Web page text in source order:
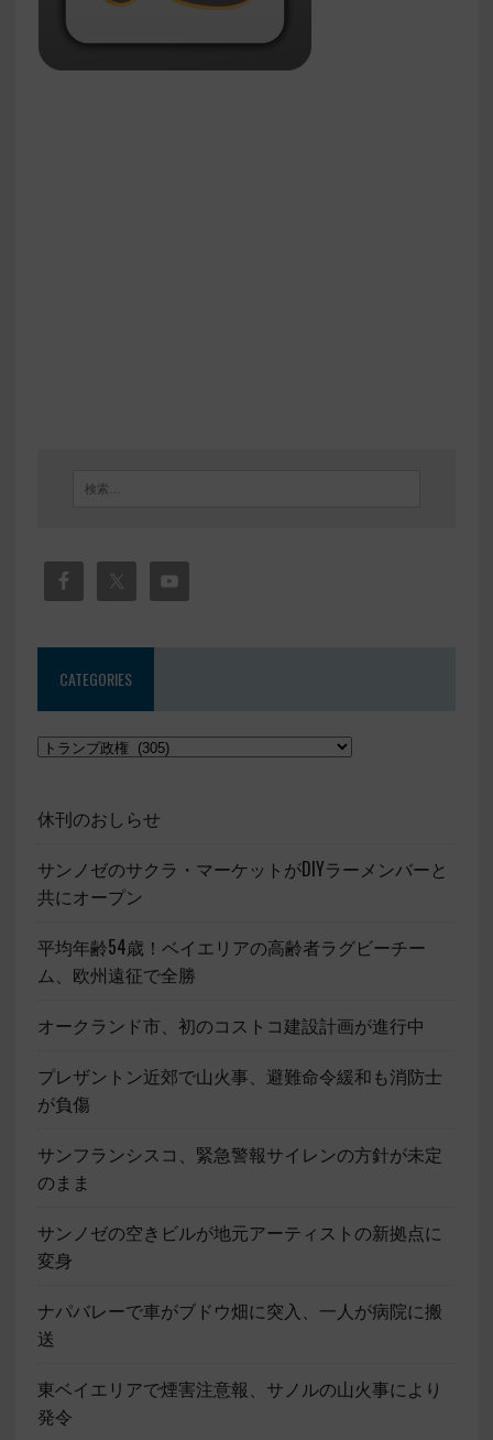
CATEGORIES
休刊のおしらせ
サンノゼのサクラ・マーケットがDIYラーメンバーと
共にオープン
平均年齢54歳！ベイエリアの高齢者ラグビーチー
ム、欧州遠征で全勝
オークランド市、初のコストコ建設計画が進行中
プレザントン近郊で山火事、避難命令緩和も消防士
が負傷
サンフランシスコ、緊急警報サイレンの方針が未定
のまま
サンノゼの空きビルが地元アーティストの新拠点に
変身
ナパバレーで車がブドウ畑に突入、一人が病院に搬
送
東ベイエリアで煙害注意報、サノルの山火事により
発令